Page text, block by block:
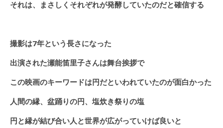
それは、まさしくそれぞれが発酵していたのだと確信する
撮影は7年という長さになった
出演された瀬能笛里子さんは舞台挨拶で
この映画のキーワードは円だといわれていたのが面白かった
人間の縁、盆踊りの円、塩炊き祭りの塩
円と縁が結び合い人と世界が広がっていけば良いと